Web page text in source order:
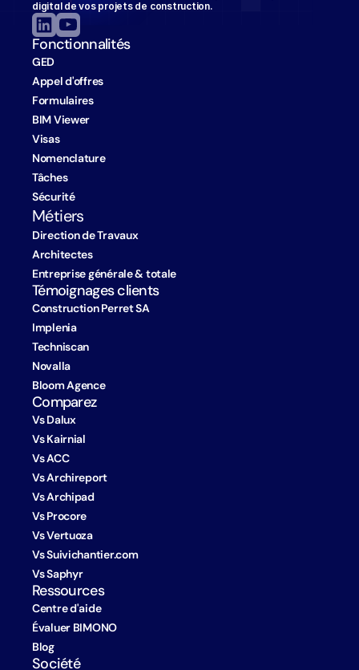
digital de vos projets de construction.
Fonctionnalités
GED
Appel d'offres
Formulaires
BIM Viewer
Visas
Nomenclature
Tâches
Sécurité
Métiers
Direction de Travaux
Architectes
Entreprise générale & totale
Témoignages clients
Construction Perret SA
Implenia
Techniscan
Novalla
Bloom Agence
Comparez
Vs Dalux
Vs Kairnial
Vs ACC
Vs Archireport
Vs Archipad
Vs Procore
Vs Vertuoza
Vs Suivichantier.com
Vs Saphyr
Ressources
Centre d'aide
Évaluer BIMONO
Blog
Société